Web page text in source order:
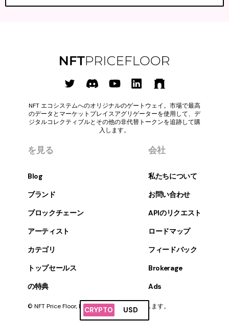
CRYPTO USD
NFT エコシステムへのオリジナルのゲートウェイ。市場で最高
のデータとマーケットプレイスアグリゲーターを使用して、デ
ジタルコレクティブルとその他の非代替トークンを追跡して購
入します。
を見る
Blog
ブランド
ブロックチェーン
アーティスト
カテゴリ
トップセールス
の特典
会社
私たちについて
お問い合わせ
APIのリクエスト
ロードマップ
フィードバック
Brokerage
Ads
© NFT Price Floor, Inc. すべての権利を保有します。